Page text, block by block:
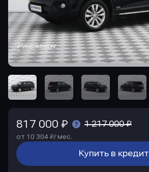
817 000 ₽ 1 217 000 ₽
от 10 304 ₽/ мес.
Купить в кредит